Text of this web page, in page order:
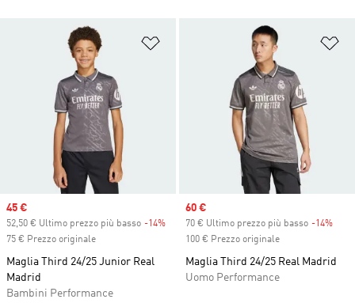
Aggiungi alla lista dei desideri
Sale price
45 €
52,50 € Ultimo prezzo più basso -14% Discount
75 € Prezzo originale
Maglia Third 24/25 Junior Real
Madrid
Bambini Performance
Sale price
60 €
70 € Ultimo prezzo più basso -14%
100 € Prezzo originale
Maglia Third 24/25 Real Madrid
Uomo Performance